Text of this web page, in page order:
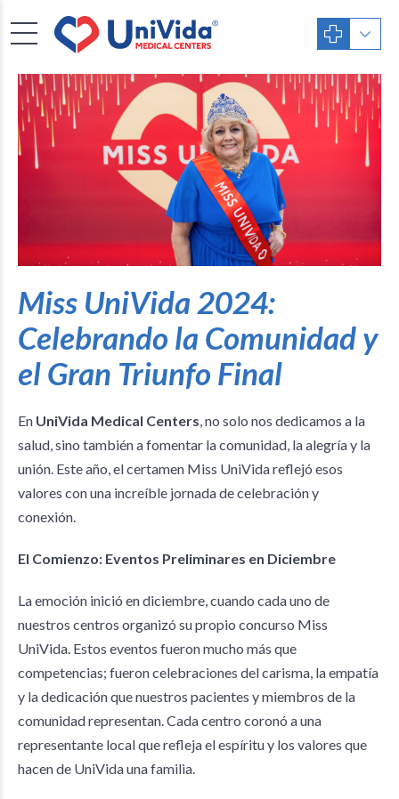
Miss UniVida 2024:
Celebrando la Comunidad y
el Gran Triunfo Final
En UniVida Medical Centers, no solo nos dedicamos a la
salud, sino también a fomentar la comunidad, la alegría y la
unión. Este año, el certamen Miss UniVida reflejó esos
valores con una increíble jornada de celebración y
conexión.
El Comienzo: Eventos Preliminares en Diciembre
La emoción inició en diciembre, cuando cada uno de
nuestros centros organizó su propio concurso Miss
UniVida. Estos eventos fueron mucho más que
competencias; fueron celebraciones del carisma, la empatía
y la dedicación que nuestros pacientes y miembros de la
comunidad representan. Cada centro coronó a una
representante local que refleja el espíritu y los valores que
hacen de UniVida una familia.